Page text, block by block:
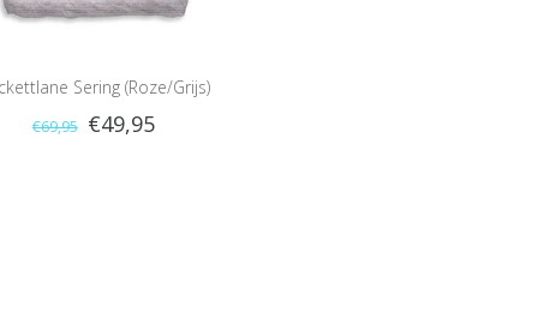
Sering (Roze/Grijs)
€69,95 €49,95